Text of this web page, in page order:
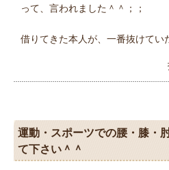
って、言われました＾＾；；
借りてきた本人が、一番抜けてい
運動・スポーツでの腰・膝・
て下さい＾＾